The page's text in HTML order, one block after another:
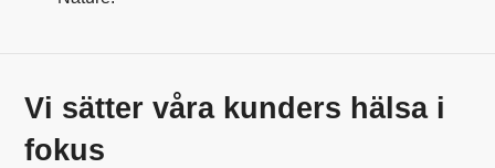
Vi sätter våra kunders hälsa i
fokus